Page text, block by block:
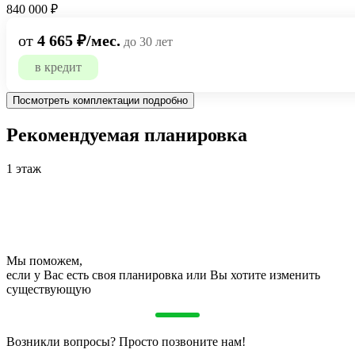
840 000 ₽
от 4 665 ₽/мес. до 30 лет
в кредит
Посмотреть комплектации подробно
Рекомендуемая планировка
1 этаж
Мы поможем,
если у Вас есть своя планировка или Вы хотите изменить
существующую
Возникли вопросы? Просто позвоните нам!